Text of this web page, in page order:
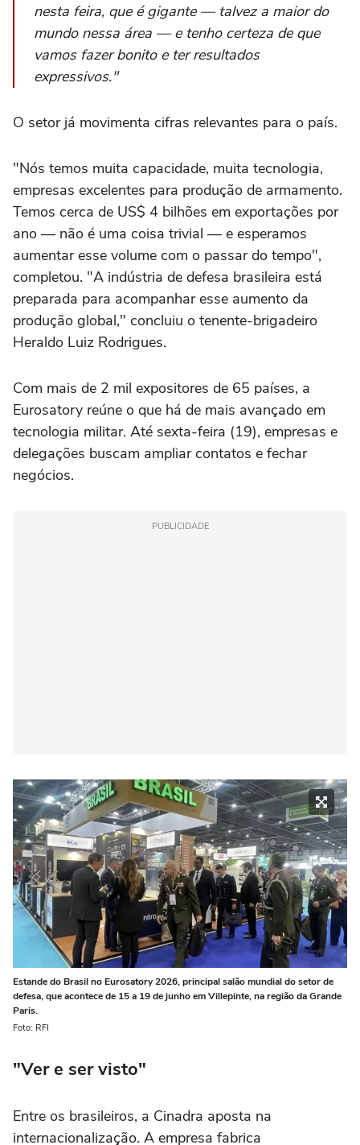
nesta feira, que é gigante — talvez a maior do
mundo nessa área — e tenho certeza de que
vamos fazer bonito e ter resultados
expressivos."
O setor já movimenta cifras relevantes para o país.
"Nós temos muita capacidade, muita tecnologia,
empresas excelentes para produção de armamento.
Temos cerca de US$ 4 bilhões em exportações por
ano — não é uma coisa trivial — e esperamos
aumentar esse volume com o passar do tempo",
completou. "A indústria de defesa brasileira está
preparada para acompanhar esse aumento da
produção global," concluiu o tenente-brigadeiro
Heraldo Luiz Rodrigues.
Com mais de 2 mil expositores de 65 países, a
Eurosatory reúne o que há de mais avançado em
tecnologia militar. Até sexta-feira (19), empresas e
delegações buscam ampliar contatos e fechar
negócios.
PUBLICIDADE
Estande do Brasil no Eurosatory 2026, principal salão mundial do setor de
defesa, que acontece de 15 a 19 de junho em Villepinte, na região da Grande
Paris.
Foto: RFI
"Ver e ser visto"
Entre os brasileiros, a Cinadra aposta na
internacionalização. A empresa fabrica